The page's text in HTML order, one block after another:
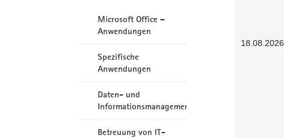
Microsoft Office –
Anwendungen
Spezifische
Anwendungen
Daten- und
Informationsmanagement
Betreuung von IT-
18.08.2026